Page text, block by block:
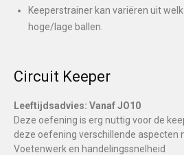
Keeperstrainer kan variëren uit
hoge/lage ballen.
Circuit Keeper
Leeftijdsadvies: Vanaf JO10
Deze oefening is erg nuttig voor de
deze oefening verschillende aspecten
Voetenwerk en handelingssnelheid